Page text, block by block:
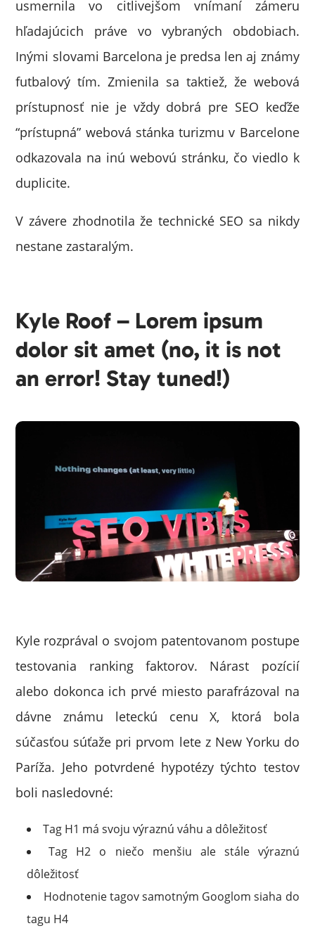
usmernila vo citlivejšom vnímaní zámeru
hľadajúcich práve vo vybraných obdobiach.
Inými slovami Barcelona je predsa len aj známy
futbalový tím. Zmienila sa taktiež, že webová
prístupnosť nie je vždy dobrá pre SEO keďže
“prístupná” webová stánka turizmu v Barcelone
odkazovala na inú webovú stránku, čo viedlo k
duplicite.
V závere zhodnotila že technické SEO sa nikdy
nestane zastaralým.
Kyle Roof – Lorem ipsum
dolor sit amet (no, it is not
an error! Stay tuned!)
Kyle rozprával o svojom patentovanom postupe
testovania ranking faktorov. Nárast pozícií
alebo dokonca ich prvé miesto parafrázoval na
dávne známu leteckú cenu X, ktorá bola
súčasťou súťaže pri prvom lete z New Yorku do
Paríža. Jeho potvrdené hypotézy týchto testov
boli nasledovné:
Tag H1 má svoju výraznú váhu a dôležitosť
Tag H2 o niečo menšiu ale stále výraznú
dôležitosť
Hodnotenie tagov samotným Googlom siaha do
tagu H4